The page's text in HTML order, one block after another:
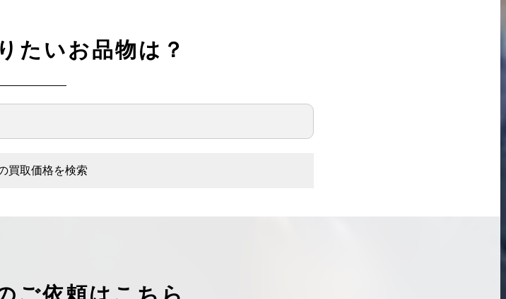
たいお品物は？
買取価格を検索
ご依頼はこちら